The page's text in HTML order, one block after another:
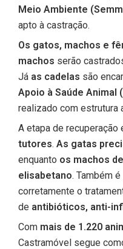
Meio Ambiente
apto à castração.
Os gatos, machos e
machos serão
Já as cadelas são
Apoio à Saúde Animal
realizado com estrutura
A etapa de recuperação
tutores. As gatas
enquanto os machos
elisabetano. Também
corretamente o
de antibióticos, anti-
Com mais de 1.220
Castramóvel segue